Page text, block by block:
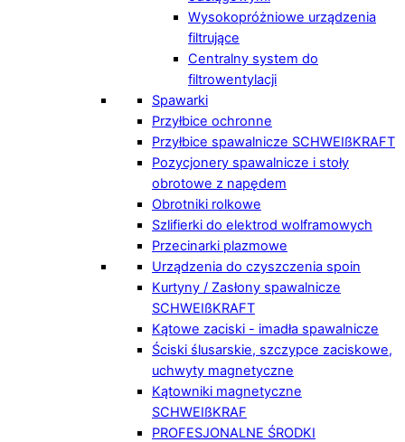
Wysokopróżniowe urządzenia
filtrujące
Centralny system do
filtrowentylacji
Spawarki
Przyłbice ochronne
Przyłbice spawalnicze SCHWEIßKRAFT
Pozycjonery spawalnicze i stoły
obrotowe z napędem
Obrotniki rolkowe
Szlifierki do elektrod wolframowych
Przecinarki plazmowe
Urządzenia do czyszczenia spoin
Kurtyny / Zasłony spawalnicze
SCHWEIßKRAFT
Kątowe zaciski - imadła spawalnicze
Ściski ślusarskie, szczypce zaciskowe,
uchwyty magnetyczne
Kątowniki magnetyczne
SCHWEIßKRAF
PROFESJONALNE ŚRODKI